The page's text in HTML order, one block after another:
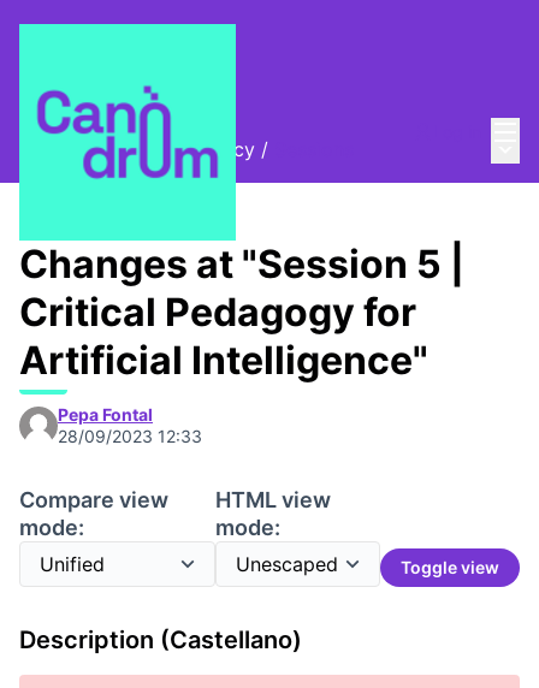
AI, Rights and Democracy /
Changes at "Session 5 |
Critical Pedagogy for
Artificial Intelligence"
Pepa Fontal
28/09/2023 12:33
Compare view
mode:
HTML view
mode:
Toggle view
Description (Castellano)